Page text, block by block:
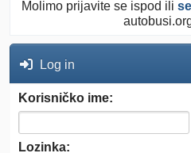
Molimo prijavite se ispod ili
Log in
Korisničko ime:
Lozinka: